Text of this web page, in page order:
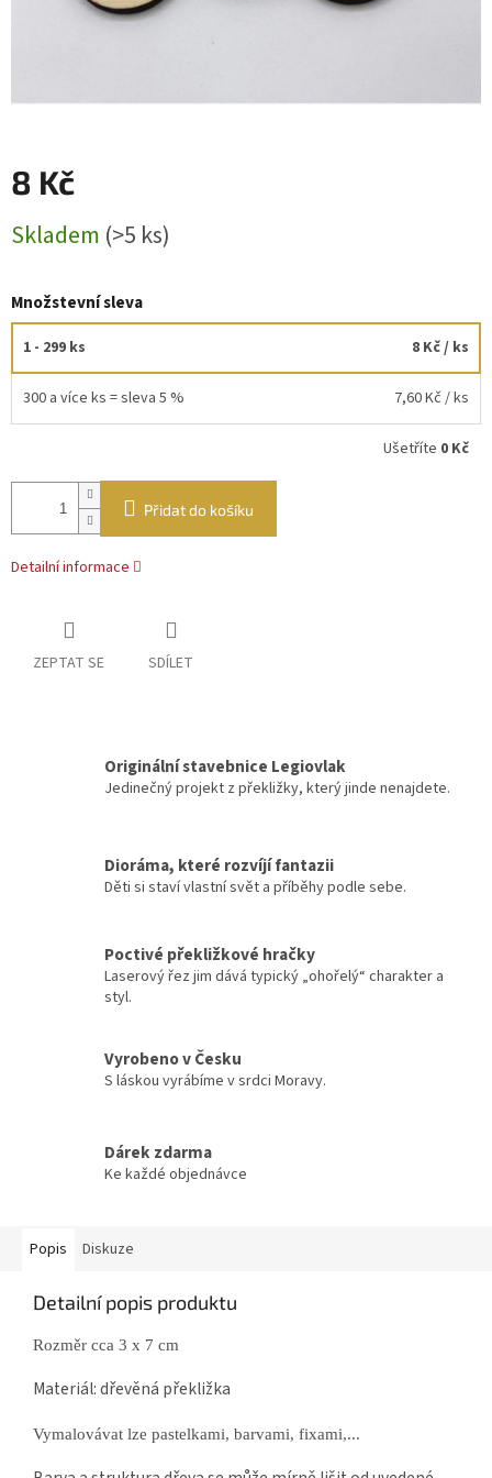
8 Kč
cena:
Skladem (>5 ks)
Množstevní sleva
1 - 299 ks 8 Kč/ ks
300 a více ks = sleva 5 % 7,60 Kč / ks
Ušetříte 0 Kč
Přidat do košíku
Detailní informace
ZEPTAT SE SDÍLET
Originální stavebnice Legiovlak
Jedinečný projekt z překližky, který jinde nenajdete.
Dioráma, které rozvíjí fantazii
Děti si staví vlastní svět a příběhy podle sebe.
Poctivé překližkové hračky
Laserový řez jim dává typický „ohořelý“ charakter a
styl.
Vyrobeno v Česku
S láskou vyrábíme v srdci Moravy.
Dárek zdarma
Ke každé objednávce
Popis Diskuze
Detailní popis produktu
Rozměr cca 3 x 7 cm
Materiál: dřevěná překližka
Vymalovávat lze pastelkami, barvami, fixami,...